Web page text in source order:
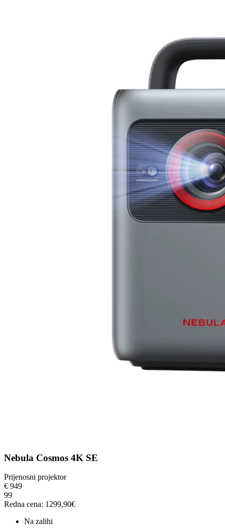
Nebula Cosmos 4K SE
Prijenosni projektor
€ 949
99
Redna cena: 1299,90€
Na zalihi